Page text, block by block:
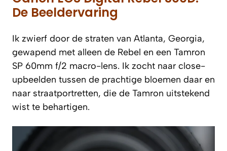
De Beeldervaring
Ik zwierf door de straten van Atlanta, Georgia,
gewapend met alleen de Rebel en een Tamron
SP 60mm f/2 macro-lens. Ik zocht naar close-
upbeelden tussen de prachtige bloemen daar en
naar straatportretten, die de Tamron uitstekend
wist te behartigen.